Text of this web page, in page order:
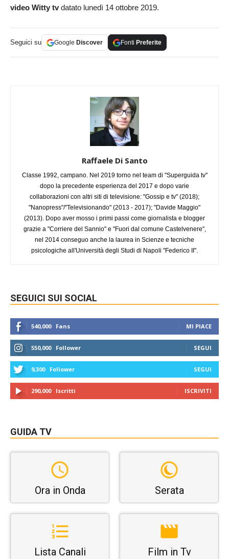
video Witty tvdatato lunedì 14 ottobre 2019.
Seguici su Google Discover Fonti Preferite
Raffaele Di Santo
Classe 1992, campano. Nel 2019 torno nel team di "Superguida tv"
dopo la precedente esperienza del 2017 e dopo varie
collaborazioni con altri siti di televisione: "Gossip e tv" (2018);
"Nanopress"/"Televisionando" (2013 - 2017); "Davide Maggio"
(2013). Dopo aver mosso i primi passi come giornalista e blogger
grazie a "Corriere del Sannio" e "Fuori dal comune Castelvenere",
nel 2014 conseguo anche la laurea in Scienze e tecniche
psicologiche all'Università degli Studi di Napoli "Federico II".
SEGUICI SUI SOCIAL
540,000 Fans MI PIACE
550,000 Follower SEGUI
9,300 Follower SEGUI
290,000 Iscritti ISCRIVITI
GUIDA TV
Ora in Onda Serata
Lista Canali Film in Tv